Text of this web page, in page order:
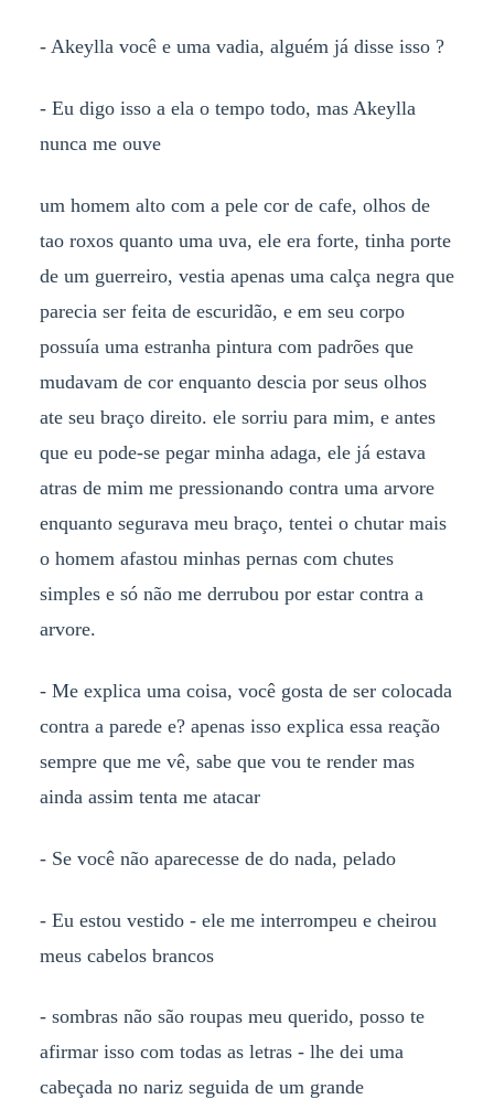
- Akeylla você e uma vadia, alguém já disse isso ?
- Eu digo isso a ela o tempo todo, mas Akeylla
nunca me ouve
um homem alto com a pele cor de cafe, olhos de
tao roxos quanto uma uva, ele era forte, tinha porte
de um guerreiro, vestia apenas uma calça negra que
parecia ser feita de escuridão, e em seu corpo
possuía uma estranha pintura com padrões que
mudavam de cor enquanto descia por seus olhos
ate seu braço direito. ele sorriu para mim, e antes
que eu pode-se pegar minha adaga, ele já estava
atras de mim me pressionando contra uma arvore
enquanto segurava meu braço, tentei o chutar mais
o homem afastou minhas pernas com chutes
simples e só não me derrubou por estar contra a
arvore.
- Me explica uma coisa, você gosta de ser colocada
contra a parede e? apenas isso explica essa reação
sempre que me vê, sabe que vou te render mas
ainda assim tenta me atacar
- Se você não aparecesse de do nada, pelado
- Eu estou vestido - ele me interrompeu e cheirou
meus cabelos brancos
- sombras não são roupas meu querido, posso te
afirmar isso com todas as letras - lhe dei uma
cabeçada no nariz seguida de um grande